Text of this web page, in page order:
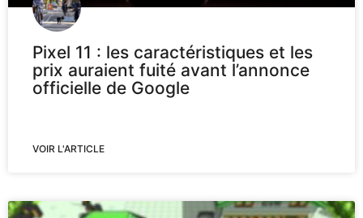
Pixel 11 : les caractéristiques et les
prix auraient fuité avant l’annonce
officielle de Google
VOIR L'ARTICLE